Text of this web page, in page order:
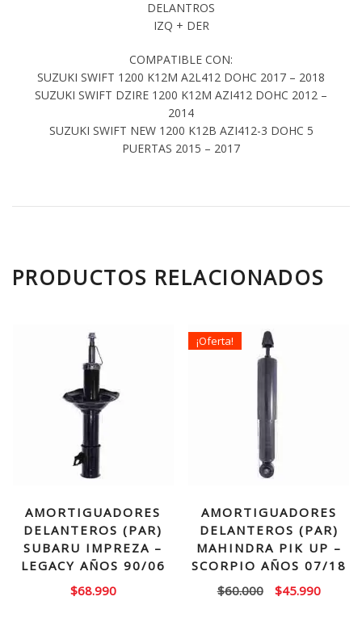
DELANTROS
IZQ + DER
COMPATIBLE CON:
SUZUKI SWIFT 1200 K12M A2L412 DOHC 2017 – 2018
SUZUKI SWIFT DZIRE 1200 K12M AZI412 DOHC 2012 –
2014
SUZUKI SWIFT NEW 1200 K12B AZI412-3 DOHC 5
PUERTAS 2015 – 2017
PRODUCTOS RELACIONADOS
AMORTIGUADORES
DELANTEROS (PAR)
SUBARU IMPREZA –
LEGACY AÑOS 90/06
$68.990
¡Oferta!
AMORTIGUADORES
DELANTEROS (PAR)
MAHINDRA PIK UP –
SCORPIO AÑOS 07/18
$60.000
El
$45.990El